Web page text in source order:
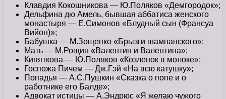
Клавдия Кокошникова — Ю.Поляков «Демгородок»;
Дельфина дю Амель, бывшая аббатиса женского
монастыря — Е.Симонов «Блудный сын (Франсуа
Вийон)»;
Бабушка — М.Зощенко «Брызги шампанского»;
Мать — М.Рощин «Валентин и Валентина»;
Кипяткова — Ю.Поляков «Козленок в молоке»;
Госпожа Пичем — Дж.Гэй «На всю катушку»;
Попадья — А.С.Пушкин «Сказка о попе и о
работнике его Балде»;
Адвокат истицы — А.Эндрюс «Я желаю чужого